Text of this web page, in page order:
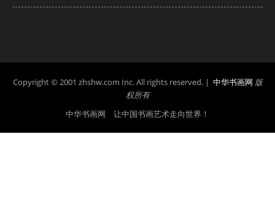
Copyright © 2001 zhshw.com Inc. All rights reserved. | 中华书画网 版
权所有
中华书画网 让中国书画艺术走向世界！